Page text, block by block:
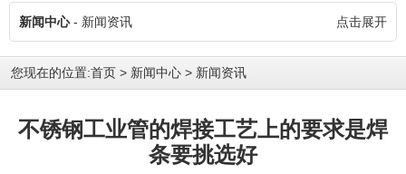
新闻中心- 新闻资讯 点击展开
您现在的位置:首页 > 新闻中心 > 新闻资讯
不锈钢工业管的焊接工艺上的要求是焊
条要挑选好